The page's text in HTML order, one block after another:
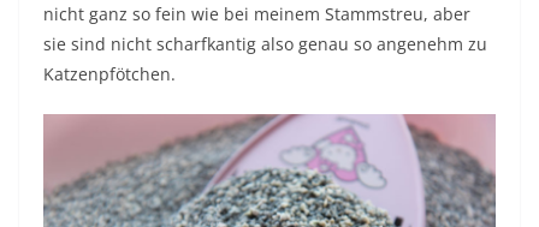
nicht ganz so fein wie bei meinem Stammstreu, aber
sie sind nicht scharfkantig also genau so angenehm zu
Katzenpfötchen.